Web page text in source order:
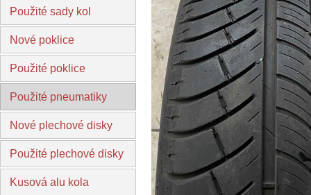
Použité sady kol
Nové poklice
Použité poklice
Použité pneumatiky
Nové plechové disky
Použité plechové disky
Kusová alu kola